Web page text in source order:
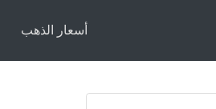
أسعار الذهب